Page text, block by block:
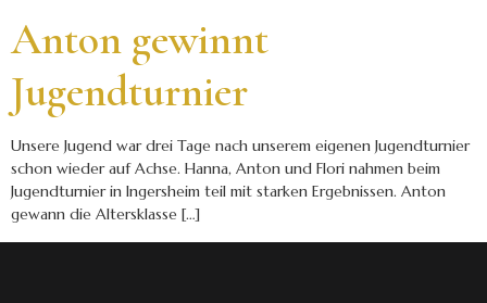
Anton gewinnt
Jugendturnier
Unsere Jugend war drei Tage nach unserem eigenen Jugendturnier
schon wieder auf Achse. Hanna, Anton und Flori nahmen beim
Jugendturnier in Ingersheim teil mit starken Ergebnissen. Anton
gewann die Altersklasse […]